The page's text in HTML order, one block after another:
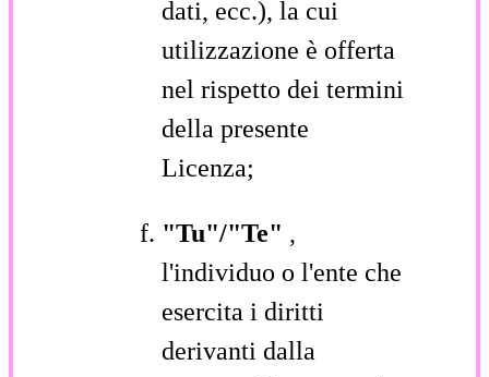
dati, ecc.), la cui
utilizzazione è offerta
nel rispetto dei termini
della presente
Licenza;
"Tu"/"Te" ,
l'individuo o l'ente che
esercita i diritti
derivanti dalla